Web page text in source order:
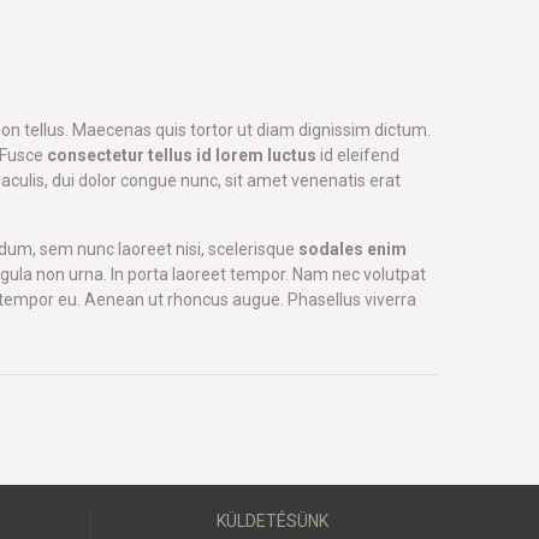
tellus. Maecenas quis tortor ut diam dignissim dictum.
consectetur tellus id lorem luctus id eleifend
dui dolor congue nunc, sit amet venenatis erat
sem nunc laoreet nisi, scelerisque sodales enim
non urna. In porta laoreet tempor. Nam nec volutpat
eu. Aenean ut rhoncus augue. Phasellus viverra
KÜLDETÉSÜNK